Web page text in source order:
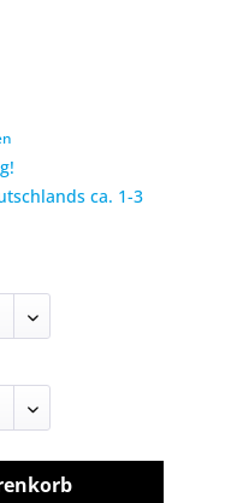
ca. 1-3